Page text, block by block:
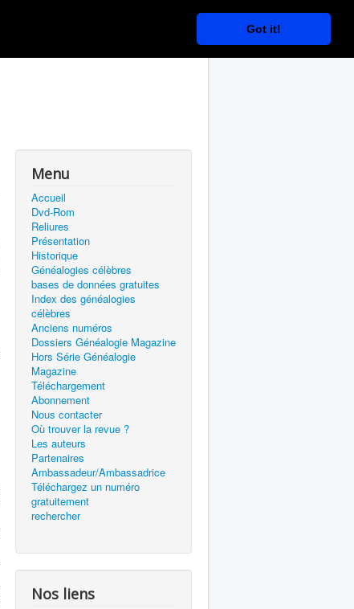
Got it!
Menu
Accueil
Dvd-Rom
Reliures
Présentation
Historique
Généalogies célèbres
bases de données gratuites
Index des généalogies
célèbres
Anciens numéros
Dossiers Généalogie Magazine
Hors Série Généalogie
Magazine
Téléchargement
Abonnement
Nous contacter
Où trouver la revue ?
Les auteurs
Partenaires
Ambassadeur/Ambassadrice
Téléchargez un numéro
gratuitement
rechercher
Nos liens